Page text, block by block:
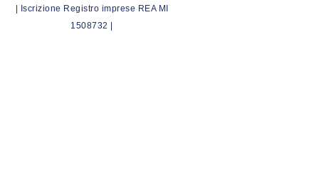
| Iscrizione Registro imprese REA MI
1508732 |